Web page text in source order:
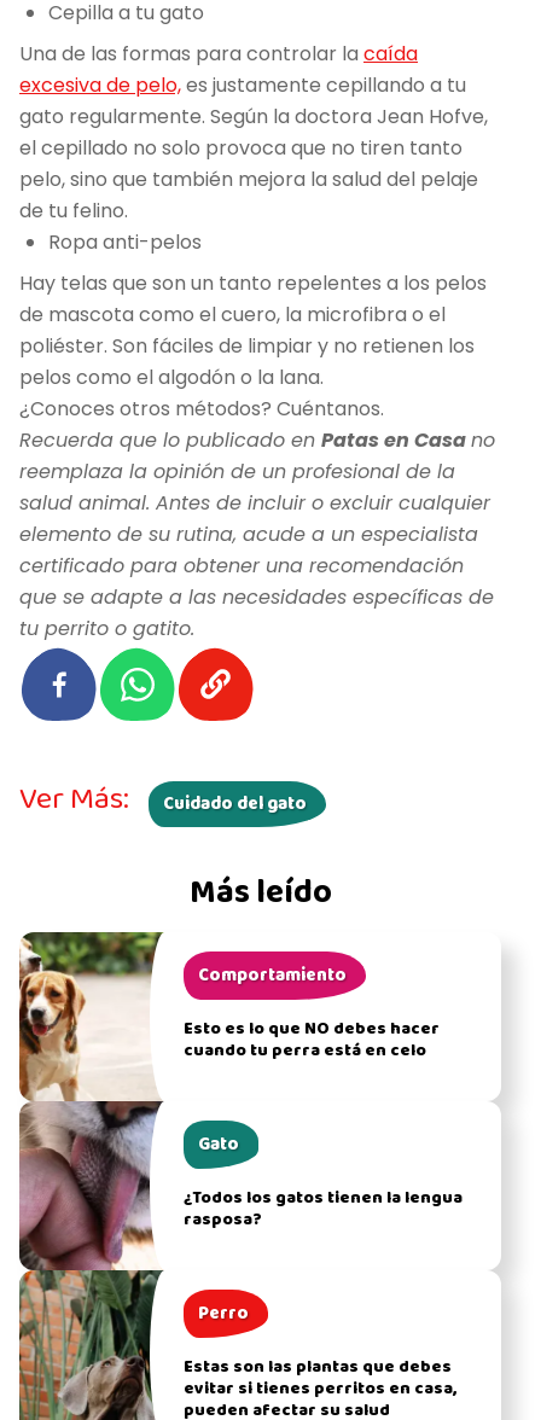
Cepilla a tu gato
Una de las formas para controlar la caída
excesiva de pelo,es justamente cepillando a tu
gato regularmente. Según la doctora Jean Hofve,
el cepillado no solo provoca que no tiren tanto
pelo, sino que también mejora la salud del pelaje
de tu felino.
Ropa anti-pelos
Hay telas que son un tanto repelentes a los pelos
de mascota como el cuero, la microfibra o el
poliéster. Son fáciles de limpiar y no retienen los
pelos como el algodón o la lana.
¿Conoces otros métodos? Cuéntanos.
Recuerda que lo publicado en Patas en Casano
reemplaza la opinión de un profesional de la
salud animal. Antes de incluir o excluir cualquier
elemento de su rutina, acude a un especialista
certificado para obtener una recomendación
que se adapte a las necesidades específicas de
tu perrito o gatito.
Más leído
Comportamiento
Esto es lo que NO debes hacer
cuando tu perra está en celo
Gato
¿Todos los gatos tienen la lengua
rasposa?
Perro
Estas son las plantas que debes
evitar si tienes perritos en casa,
pueden afectar su salud
Ver Más: Cuidado del gato